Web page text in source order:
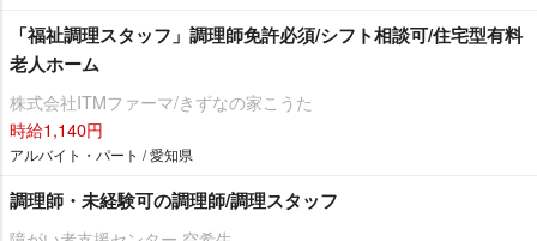
「福祉調理スタッフ」調理師免許必須/シフト相談可/住宅型有料
老人ホーム
株式会社ITMファーマ/きずなの家こうた
時給1,140円
アルバイト・パート / 愛知県
調理師・未経験可の調理師/調理スタッフ